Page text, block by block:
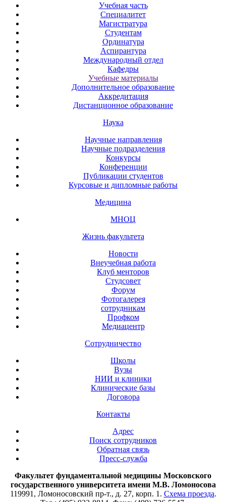
Учебная часть
Специалитет
Магистратура
Студентам
Ординатура
Аспирантура
Международный отдел
Кафедры
Учебные материалы
Дополнительное образование
Аккредитация
Дистанционное образование
Наука
Научные направления
Научные подразделения
Конкурсы
Конференции
Публикации студентов
Курсовые и дипломные работы
Медицина
МНОЦ
Жизнь факультета
Новости
Внеучебная работа
Клуб менторов
Студсовет
Форум
Фотогалерея
сотрудникам
Профком
Медиацентр
Сотрудничество
Школы
Вузы
НИИ и клиники
Клинические базы
Договора
Контакты
Адрес
Поиск сотрудников
Обратная связь
Пресс-служба
Факультет фундаментальной медицины Московского
государственного университета имени М.В. Ломоносова
119991, Ломоносовский пр-т., д. 27, корп. 1. Схема проезда.